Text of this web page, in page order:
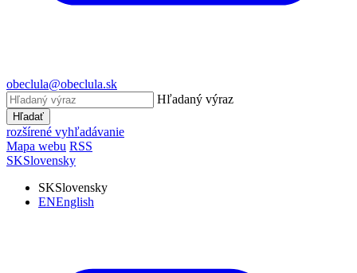
obeclula@obeclula.sk
Hľadaný výraz
Hľadať
rozšírené vyhľadávanie
Mapa webu RSS
SKSlovensky
SKSlovensky
ENEnglish